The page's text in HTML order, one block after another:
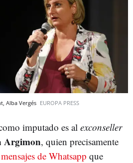
Alba Vergés EUROPA PRESS
imputado es al exconseller
Argimon, quien precisamente
de Whatsapp que